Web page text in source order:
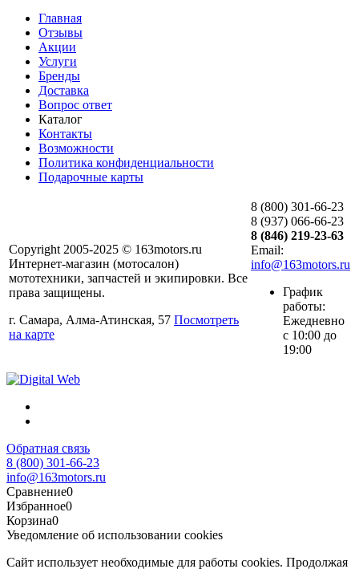
Главная
Отзывы
Акции
Услуги
Бренды
Доставка
Вопрос ответ
Каталог
Контакты
Возможности
Политика конфиденциальности
Подарочные карты
Copyright 2005-2025 © 163motors.ru
Интернет-магазин (мотосалон)
мототехники, запчастей и экипировки. Все
права защищены.
г. Самара, Алма-Атинская, 57 Посмотреть
на карте
8 (800) 301-66-23
8 (937) 066-66-23
8 (846) 219-23-63
Email:
info@163motors.ru
График
работы:
Ежедневно
с 10:00 до
19:00
Обратная связь
8 (800) 301-66-23
info@163motors.ru
Сравнение0
Избранное0
Корзина0
Уведомление об использовании cookies
Сайт использует необходимые для работы cookies. Продолжая